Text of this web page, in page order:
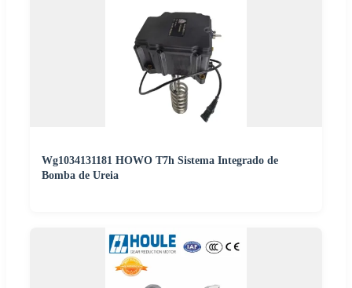
Wg1034131181 HOWO T7h Sistema Integrado de
Bomba de Ureia